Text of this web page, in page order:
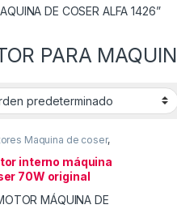
DE COSER ALFA 1426”
PARA
Maquina de coser,
& ACCESORIOS
interno máquina
70W original